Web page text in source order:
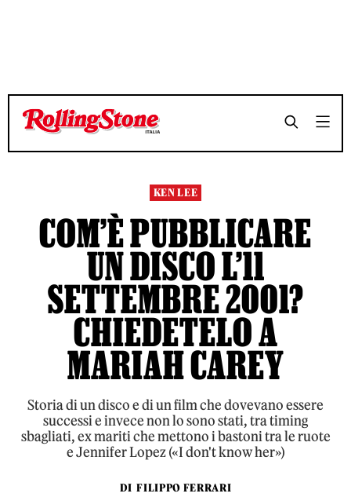
TEMPO DI LETTURA 6 MINUTI SHARE
TEMPO DI LETTURA 6 MINUTI SHARE
KEN LEE
COM’È PUBBLICARE
UN DISCO L’11
SETTEMBRE 2001?
CHIEDETELO A
MARIAH CAREY
Storia di un disco e di un film che dovevano essere
successi e invece non lo sono stati, tra timing
sbagliati, ex mariti che mettono i bastoni tra le ruote
e Jennifer Lopez («I don't know her»)
DI FILIPPO FERRARI